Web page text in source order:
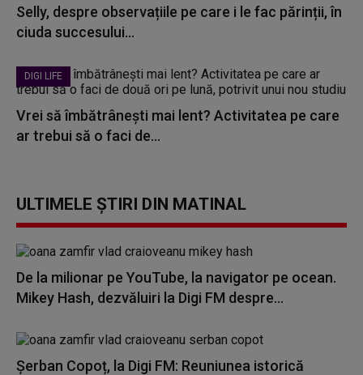
Selly, despre observațiile pe care i le fac părinții, în
ciuda succesului...
DIGI LIFE
Vrei să îmbătrânești mai lent? Activitatea pe care
ar trebui să o faci de...
ULTIMELE ȘTIRI DIN MATINAL
De la milionar pe YouTube, la navigator pe ocean.
Mikey Hash, dezvăluiri la Digi FM despre...
Șerban Copoț, la Digi FM: Reuniunea istorică